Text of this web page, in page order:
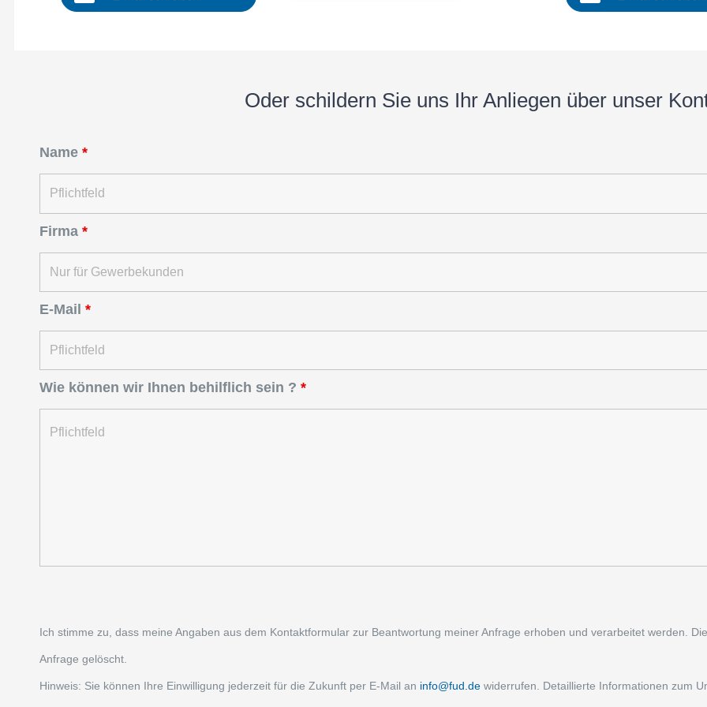
Oder schil­dern Sie uns Ihr Anlie­gen über unser
Name *
Firma *
E-Mail *
Wie können wir Ihnen behilflich sein ? *
Ich stimme zu, dass meine Angaben aus dem Kontaktformular zur Beantwortung meiner Anfrage erhoben und verarbeitet werden.
Anfrage gelöscht.
Hinweis: Sie können Ihre Einwilligung jederzeit für die Zukunft per E‑Mail an info@fud.de widerrufen. Detaillierte Informationen zum